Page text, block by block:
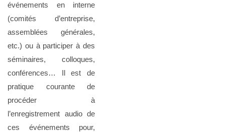
événements en interne
(comités d’entreprise,
assemblées générales,
etc.) ou à participer à des
séminaires, colloques,
conférences… Il est de
pratique courante de
procéder à
l’enregistrement audio de
ces événements pour,